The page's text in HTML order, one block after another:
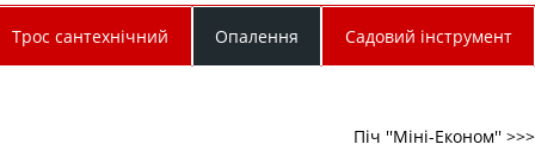
Трос сантехнічний Опалення Садовий інструмент
Піч ''Міні-Економ'' >>>